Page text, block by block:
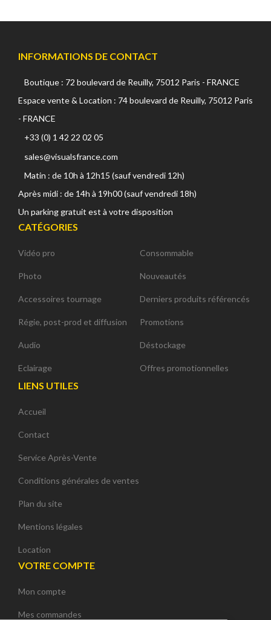
INFORMATIONS DE CONTACT
Boutique : 72 boulevard de Reuilly, 75012 Paris - FRANCE
Espace vente & Location : 74 boulevard de Reuilly, 75012 Paris
- FRANCE
+33 (0) 1 42 22 02 05
sales@visualsfrance.com
Matin : de 10h à 12h15 (sauf vendredi 12h)
Après midi : de 14h à 19h00 (sauf vendredi 18h)
Un parking gratuit est à votre disposition
CATÉGORIES
Vidéo pro
Photo
Accessoires tournage
Régie, post-prod et diffusion
Audio
Eclairage
Consommable
Nouveautés
Derniers produits référencés
Promotions
Déstockage
Offres promotionnelles
LIENS UTILES
Accueil
Contact
Service Après-Vente
Conditions générales de ventes
Plan du site
Mentions légales
Location
VOTRE COMPTE
Mon compte
Mes commandes